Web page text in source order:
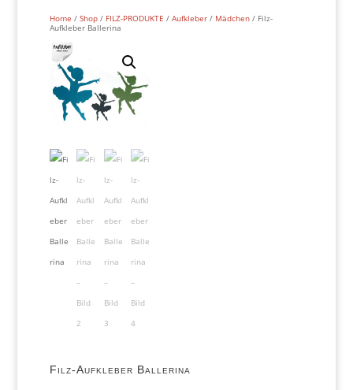
Home / Shop/ FILZ-PRODUKTE / Aufkleber/ Mädchen/ Filz-
Aufkleber Ballerina
Filz-Aufkleber Ballerina